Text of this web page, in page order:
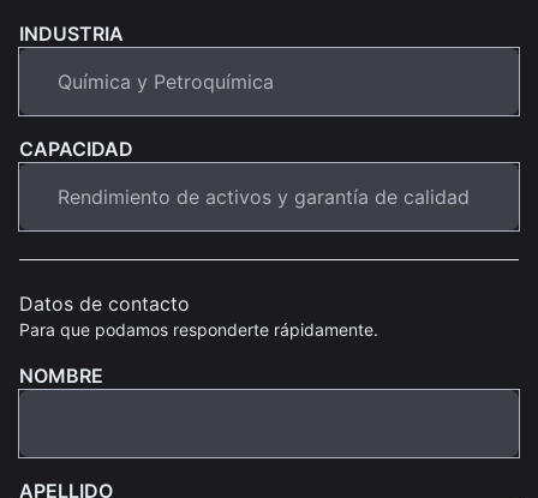
INDUSTRIA
CAPACIDAD
Datos de contacto
Para que podamos responderte rápidamente.
NOMBRE
APELLIDO